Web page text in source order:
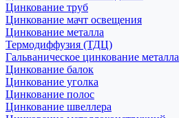
Цинкование труб
Цинкование мачт освещения
Цинкование металла
Термодиффузия (ТДЦ)
Гальваническое цинкование металла
Цинкование балок
Цинкование уголка
Цинкование полос
Цинкование швеллера